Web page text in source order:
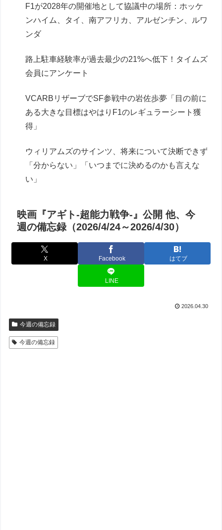
F1が2028年の開催地として協議中の場所：ホッケ
ンハイム、タイ、南アフリカ、アルゼンチン、ルワ
ンダ
路上駐車経験率が過去最少の21%へ低下！タイムズ
会員にアンケート
VCARBリザーブでSF参戦中の岩佐歩夢「目の前に
ある大きな目標はやはりF1のレギュラーシート獲
得」
ウィリアムズのサインツ、将来について決断できず
「分からない」「いつまでに決めるのかも言えな
い」
映画『アギト-超能力戦争-』公開 他、今
週の備忘録（2026/4/24～2026/4/30）
X Facebook はてブ
LINE
2026.04.30
今週の備忘録
今週の備忘録